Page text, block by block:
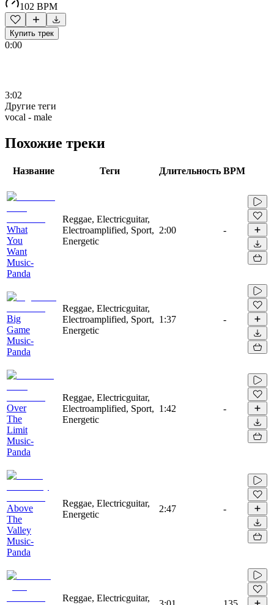
102 BPM
Купить трек
0:00
3:02
Другие теги
vocal - male
Похожие треки
Название Теги Длительность BPM
What
You
Want
Music-
Panda
Reggae, Electricguitar,
Electroamplified, Sport,
Energetic
2:00 -
Big
Game
Music-
Panda
Reggae, Electricguitar,
Electroamplified, Sport,
Energetic
1:37 -
Over
The
Limit
Music-
Panda
Reggae, Electricguitar,
Electroamplified, Sport,
Energetic
1:42 -
Above
The
Valley
Music-
Panda
Reggae, Electricguitar,
Energetic
2:47 -
Reggae, Electricguitar,